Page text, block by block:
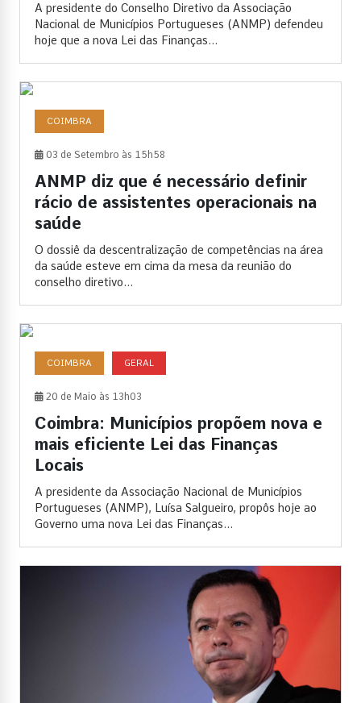
A presidente do Conselho Diretivo da Associação
Nacional de Municípios Portugueses (ANMP) defendeu
hoje que a nova Lei das Finanças...
COIMBRA
03 de Setembro às 15h58
ANMP diz que é necessário definir
rácio de assistentes operacionais na
saúde
O dossiê da descentralização de competências na área
da saúde esteve em cima da mesa da reunião do
conselho diretivo...
COIMBRA GERAL
20 de Maio às 13h03
Coimbra: Municípios propõem nova e
mais eficiente Lei das Finanças
Locais
A presidente da Associação Nacional de Municípios
Portugueses (ANMP), Luísa Salgueiro, propôs hoje ao
Governo uma nova Lei das Finanças...